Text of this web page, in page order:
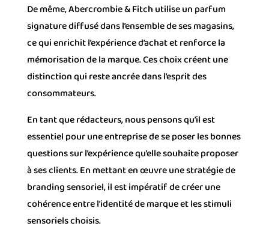
De même, Abercrombie & Fitch utilise un parfum
signature diffusé dans l’ensemble de ses magasins,
ce qui enrichit l’expérience d’achat et renforce la
mémorisation de la marque. Ces choix créent une
distinction qui reste ancrée dans l’esprit des
consommateurs.
En tant que rédacteurs, nous pensons qu’il est
essentiel pour une entreprise de se poser les bonnes
questions sur l’expérience qu’elle souhaite proposer
à ses clients. En mettant en œuvre une stratégie de
branding sensoriel, il est impératif de créer une
cohérence entre l’identité de marque et les stimuli
sensoriels choisis.